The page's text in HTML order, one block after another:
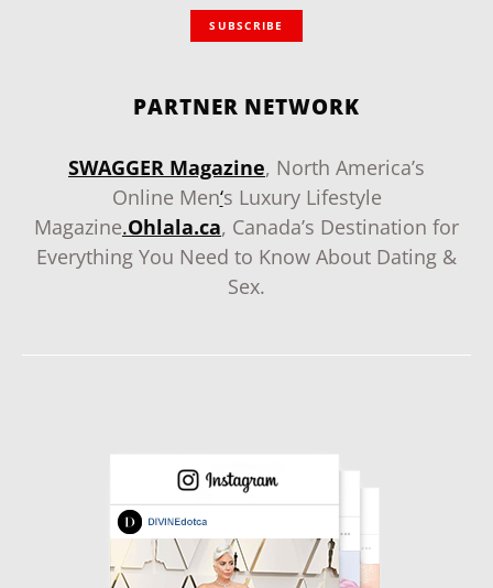
SUBSCRIBE
PARTNER NETWORK
SWAGGER Magazine, North America’s
Online Men‘s Luxury Lifestyle
Magazine.Ohlala.ca, Canada’s Destination for
Everything You Need to Know About Dating &
Sex.